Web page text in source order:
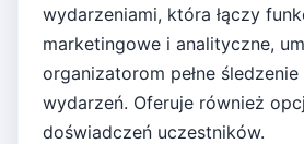
wydarzeniami, która łączy
marketingowe i analityczne,
organizatorom pełne
wydarzeń. Oferuje również
doświadczeń uczestników.